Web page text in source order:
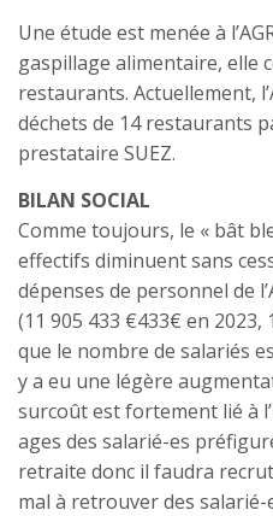
Une étude est menée à
gaspillage alimentaire, elle
restaurants. Actuellement,
déchets de 14 restaurants
prestataire SUEZ.
BILAN SOCIAL
Comme toujours, le « bât
effectifs diminuent sans
dépenses de personnel de
(11 905 433 €433€ en 2023,
que le nombre de salariés
y a eu une légère
surcoût est fortement lié à
ages des salarié-es
retraite donc il faudra
mal à retrouver des salarié-